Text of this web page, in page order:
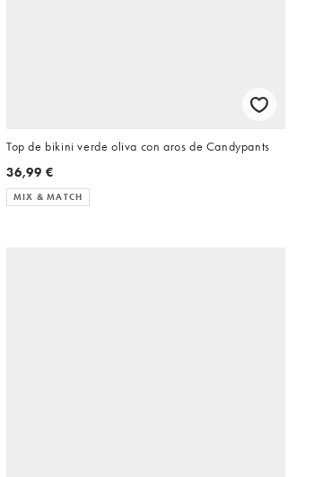
Top de bikini verde oliva con aros de Candypants
36,99 €
MIX & MATCH